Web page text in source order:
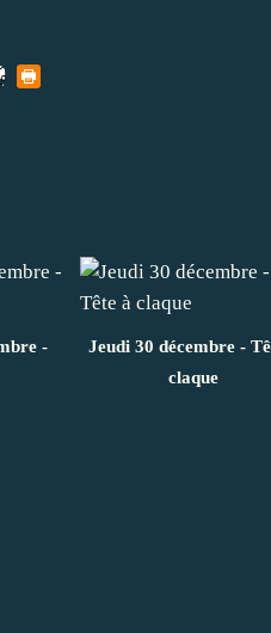
-
Jeudi 30 décembre -
claque